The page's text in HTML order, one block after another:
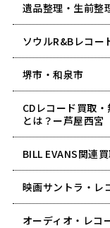
遺品整理・生前整
ソウルR&Bレコー
堺市・和泉市
CDレコード買取
とは？ー芦屋西宮
BILL EVANS関連
映画サントラ・レ
オーディオ・レコ